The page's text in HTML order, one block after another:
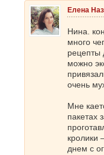
Елена
Нина.
много
рецепты
можно
очень
Мне
пакетах
кролики
днем с